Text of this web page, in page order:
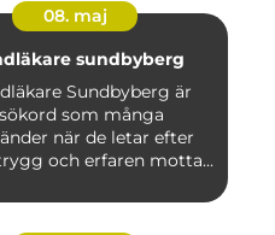
08. maj
sundbyberg
Sundbyberg är
som många
när de letar efter
och erfaren motta...